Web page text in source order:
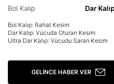
Bol Kalıp Dar Kalıp
Bol Kalıp: Rahat Kesim
Dar Kalıp: Vücuda Oturan Kesim
Ultra Dar Kalıp: Vücudu Saran Kesim
GELINCE HABER VER